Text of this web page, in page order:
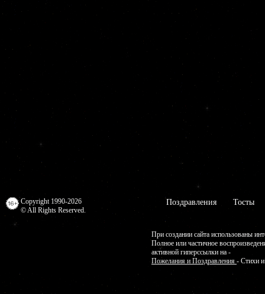
Copyright 1990-2026
© All Rights Reserved.
Поздравления Тосты
При создании сайта использованы
Полное или частичное
активной гиперссылки на -
Пожелания и Поздравления - Стихи и